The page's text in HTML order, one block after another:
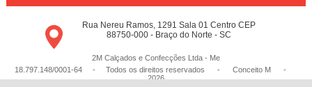
Rua Nereu Ramos, 1291 Sala 01 Centro CEP
88750-000 - Braço do Norte - SC
2M Calçados e Confecções Ltda - Me
18.797.148/0001-64 - Todos os direitos reservados
- Conceito M
-
2026